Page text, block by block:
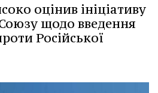
оцінив ініціативу
щодо введення
Російської